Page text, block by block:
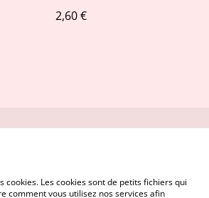
2,60 €
de
Politique de cookies
cookies. Les cookies sont de petits fichiers qui
comment vous utilisez nos services afin